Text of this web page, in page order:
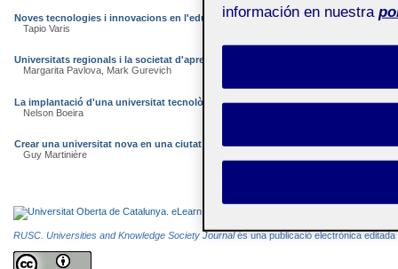
Noves tecnologies i innovacions en l'educació superior i el desenvolupament
Tapio Varis
Universitats regionals i la societat d'aprenentatge: funcions i influència en les
Margarita Pavlova, Mark Gurevich
La implantació d'una universitat tecnològica al Brasil: dificultats i desafiaments
Nelson Boeira
Crear una universitat nova en una ciutat mitjana. El cas de la Université de la
Guy Martinière
RUSC. Universities and Knowledge Society Journalés una publicació electrònica
información en nuestra